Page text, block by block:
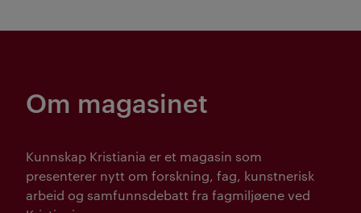
Om magasinet
Kunnskap Kristiania er et magasin som
presenterer nytt om forskning, fag, kunstnerisk
arbeid og samfunnsdebatt fra fagmiljøene ved